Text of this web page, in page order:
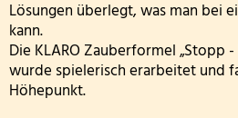
Handballaktionstag
Lösungen überlegt, was man bei
kann.
Die KLARO Zauberformel „Stopp
wurde spielerisch erarbeitet und
Höhepunkt.